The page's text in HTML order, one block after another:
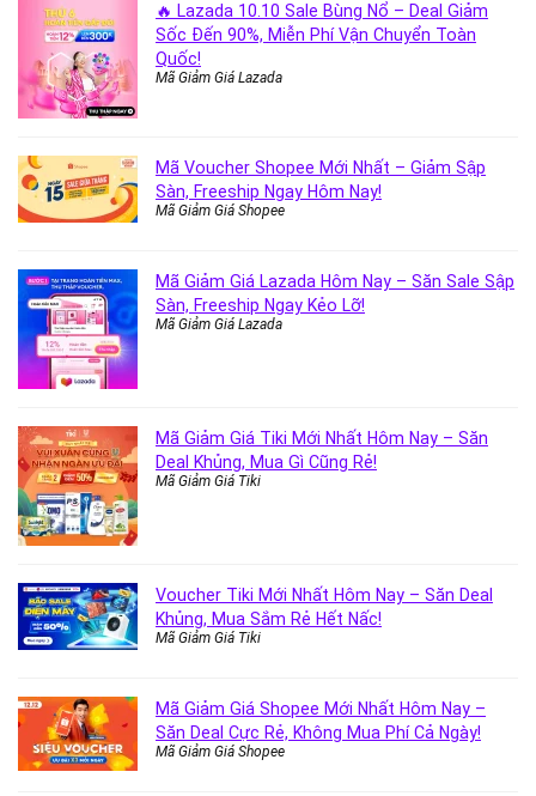
🔥 Lazada 10.10 Sale Bùng Nổ – Deal Giảm
Sốc Đến 90%, Miễn Phí Vận Chuyển Toàn
Quốc!
Mã Giảm Giá Lazada
Mã Voucher Shopee Mới Nhất – Giảm Sập
Sàn, Freeship Ngay Hôm Nay!
Mã Giảm Giá Shopee
Mã Giảm Giá Lazada Hôm Nay – Săn Sale Sập
Sàn, Freeship Ngay Kẻo Lỡ!
Mã Giảm Giá Lazada
Mã Giảm Giá Tiki Mới Nhất Hôm Nay – Săn
Deal Khủng, Mua Gì Cũng Rẻ!
Mã Giảm Giá Tiki
Voucher Tiki Mới Nhất Hôm Nay – Săn Deal
Khủng, Mua Sắm Rẻ Hết Nấc!
Mã Giảm Giá Tiki
Mã Giảm Giá Shopee Mới Nhất Hôm Nay –
Săn Deal Cực Rẻ, Không Mua Phí Cả Ngày!
Mã Giảm Giá Shopee